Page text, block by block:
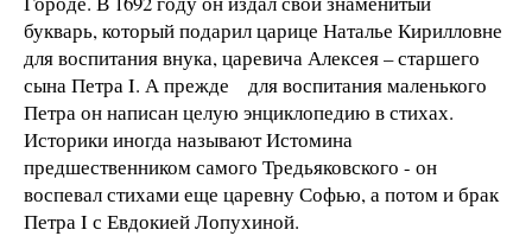
букварь, который подарил царице Наталье Кирилловне
для воспитания внука, царевича Алексея – старшего
сына Петра I. А прежде для воспитания маленького
Петра он написан целую энциклопедию в стихах.
Историки иногда называют Истомина
предшественником самого Тредьяковского - он
воспевал стихами еще царевну Софью, а потом и брак
Петра I с Евдокией Лопухиной.